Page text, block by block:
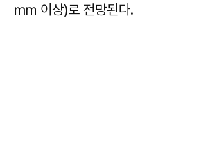
㎜ 이상)로 전망된다.